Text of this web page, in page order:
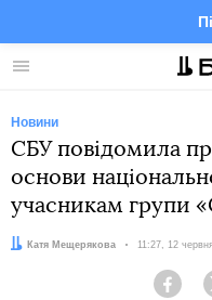
Меню
Новини
СБУ повідомила
основи
учасникам групи
Автор:Катя Мещерякова Дата:
11:27, 12